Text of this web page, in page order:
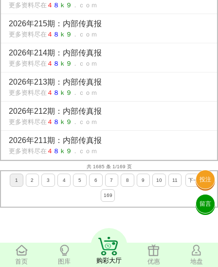
首页 图库 购彩大厅 优惠 地盘
投注
留言
更多资料尽在 ４ ８ ｋ９ ．ｃｏｍ
2026年215期：内部传真报
更多资料尽在 ４ ８ ｋ９ ．ｃｏｍ
2026年214期：内部传真报
更多资料尽在 ４ ８ ｋ９ ．ｃｏｍ
2026年213期：内部传真报
更多资料尽在 ４ ８ ｋ９ ．ｃｏｍ
2026年212期：内部传真报
更多资料尽在 ４ ８ ｋ９ ．ｃｏｍ
2026年211期：内部传真报
更多资料尽在 ４ ８ ｋ９ ．ｃｏｍ
共 1685 条 1/169 页
1 2 3 4 5 6 7 8 9 10 11 下一页
169